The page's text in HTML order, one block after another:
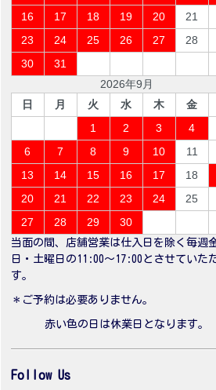
16
17 18 19 20 21
23
24 25 26 27 28
30
31
2026年9月
日
月 火 水 木 金
1
2 3 4
6
7 8 9 10 11
13
14 15 16 17 18
20
21 22 23 24 25
27
28 29 30
当面の間、店舗営業は仕入日を除く毎週
日・土曜日の11:00〜17:00とさせていた
す。
＊ご予約は必要ありません。
赤い色の日は休業日となります。
Follow Us